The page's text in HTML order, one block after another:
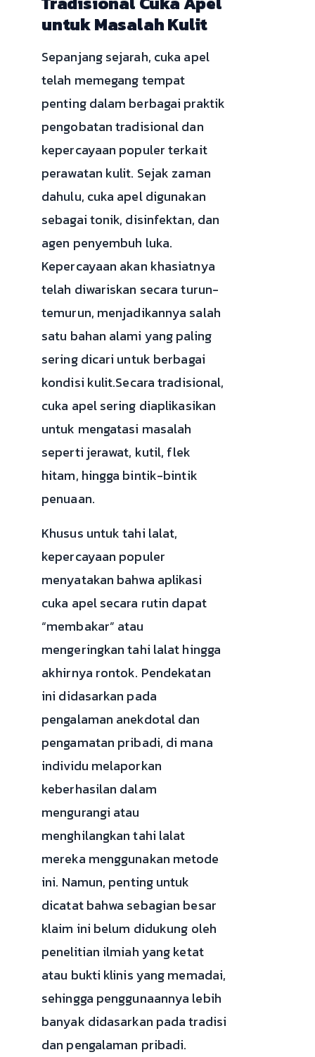
untuk Masalah Kulit
Sepanjang sejarah, cuka apel
telah memegang tempat
penting dalam berbagai praktik
pengobatan tradisional dan
kepercayaan populer terkait
perawatan kulit. Sejak zaman
dahulu, cuka apel digunakan
sebagai tonik, disinfektan, dan
agen penyembuh luka.
Kepercayaan akan khasiatnya
telah diwariskan secara turun-
temurun, menjadikannya salah
satu bahan alami yang paling
sering dicari untuk berbagai
kondisi kulit.Secara tradisional,
cuka apel sering diaplikasikan
untuk mengatasi masalah
seperti jerawat, kutil, flek
hitam, hingga bintik-bintik
penuaan.
Khusus untuk tahi lalat,
kepercayaan populer
menyatakan bahwa aplikasi
cuka apel secara rutin dapat
“membakar” atau
mengeringkan tahi lalat hingga
akhirnya rontok. Pendekatan
ini didasarkan pada
pengalaman anekdotal dan
pengamatan pribadi, di mana
individu melaporkan
keberhasilan dalam
mengurangi atau
menghilangkan tahi lalat
mereka menggunakan metode
ini. Namun, penting untuk
dicatat bahwa sebagian besar
klaim ini belum didukung oleh
penelitian ilmiah yang ketat
atau bukti klinis yang memadai,
sehingga penggunaannya lebih
banyak didasarkan pada tradisi
dan pengalaman pribadi.